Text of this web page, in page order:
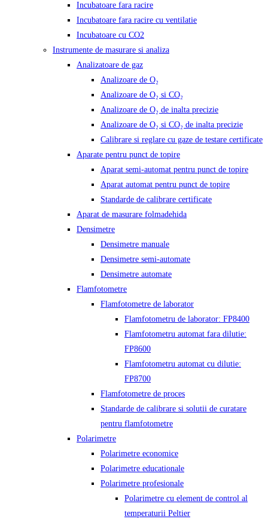
Incubatoare fara racire
Incubatoare fara racire cu ventilatie
Incubatoare cu CO2
Instrumente de masurare si analiza
Analizatoare de gaz
Analizoare de O₂
Analizoare de O₂ si CO₂
Analizoare de O₂ de inalta precizie
Analizoare de O₂ si CO₂ de inalta precizie
Calibrare si reglare cu gaze de testare certificate
Aparate pentru punct de topire
Aparat semi-automat pentru punct de topire
Aparat automat pentru punct de topire
Standarde de calibrare certificate
Aparat de masurare folmadehida
Densimetre
Densimetre manuale
Densimetre semi-automate
Densimetre automate
Flamfotometre
Flamfotometre de laborator
Flamfotometru de laborator: FP8400
Flamfotometru automat fara dilutie:
FP8600
Flamfotometru automat cu dilutie:
FP8700
Flamfotometre de proces
Standarde de calibrare si solutii de curatare
pentru flamfotometre
Polarimetre
Polarimetre economice
Polarimetre educationale
Polarimetre profesionale
Polarimetre cu element de control al
temperaturii Peltier